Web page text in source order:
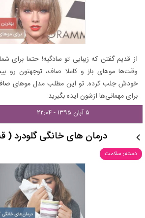
از قدیم گفتن که زیبایی تو سادگیه! حتما برای
وقت‌ها موهای باز و کاملا صاف، توجهتون رو
خودش جلب کرده. تو این مطلب مدل موهای صاف
برای مهمانی‌ها ازشون ایده بگیرید.
۵ آبان ۱۳۹۵ - ۲۲:۰۴
درمان های خانگی گلودرد
دسته: سلامت